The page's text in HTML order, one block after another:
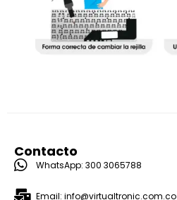
Contacto
WhatsApp: 300 3065788
Email: info@virtualtronic.com.co